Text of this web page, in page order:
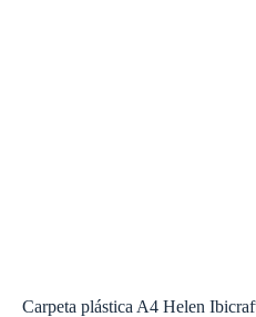
Carpeta plástica A4 Helen